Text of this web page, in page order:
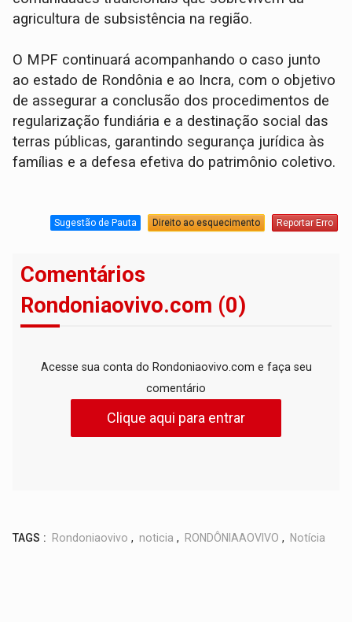
agricultura de subsistência na região.
O MPF continuará acompanhando o caso junto
ao estado de Rondônia e ao Incra, com o objetivo
de assegurar a conclusão dos procedimentos de
regularização fundiária e a destinação social das
terras públicas, garantindo segurança jurídica às
famílias e a defesa efetiva do patrimônio coletivo.
Sugestão de Pauta Direito ao esquecimento Reportar Erro
Comentários
Rondoniaovivo.com (0)
Acesse sua conta do Rondoniaovivo.com e faça seu
comentário
Clique aqui para entrar
TAGS : Rondoniaovivo , noticia , RONDÔNIAAOVIVO , Notícia